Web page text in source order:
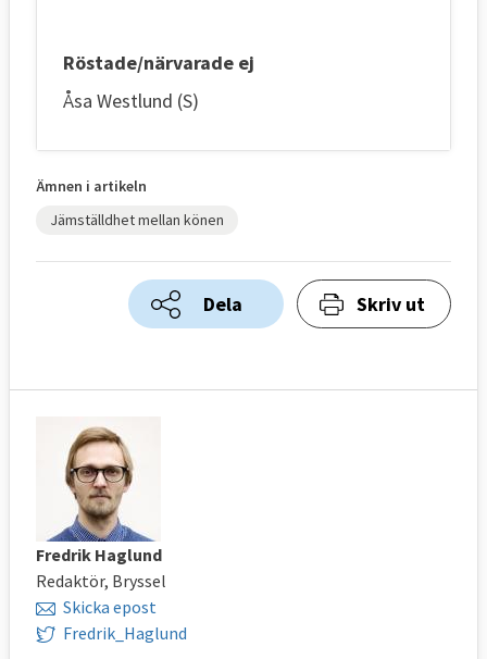
Röstade/närvarade ej
Åsa Westlund (S)
Ämnen i artikeln
Jämställdhet mellan könen
Dela Skriv ut
Fredrik Haglund
Redaktör, Bryssel
Skicka epost
Fredrik_Haglund